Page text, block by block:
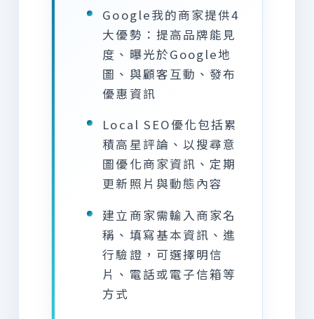
Google我的商家提供4
大優勢：提高品牌能見
度、曝光於Google地
圖、與顧客互動、發布
優惠資訊
Local SEO優化包括累
積高星評論、以搜尋意
圖優化商家資訊、定期
更新照片與動態內容
建立商家需輸入商家名
稱、填寫基本資訊、進
行驗證，可選擇明信
片、電話或電子信箱等
方式